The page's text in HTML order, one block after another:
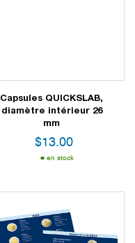
Capsules QUICKSLAB,
diamètre intérieur 26
mm
$13.00
en stock